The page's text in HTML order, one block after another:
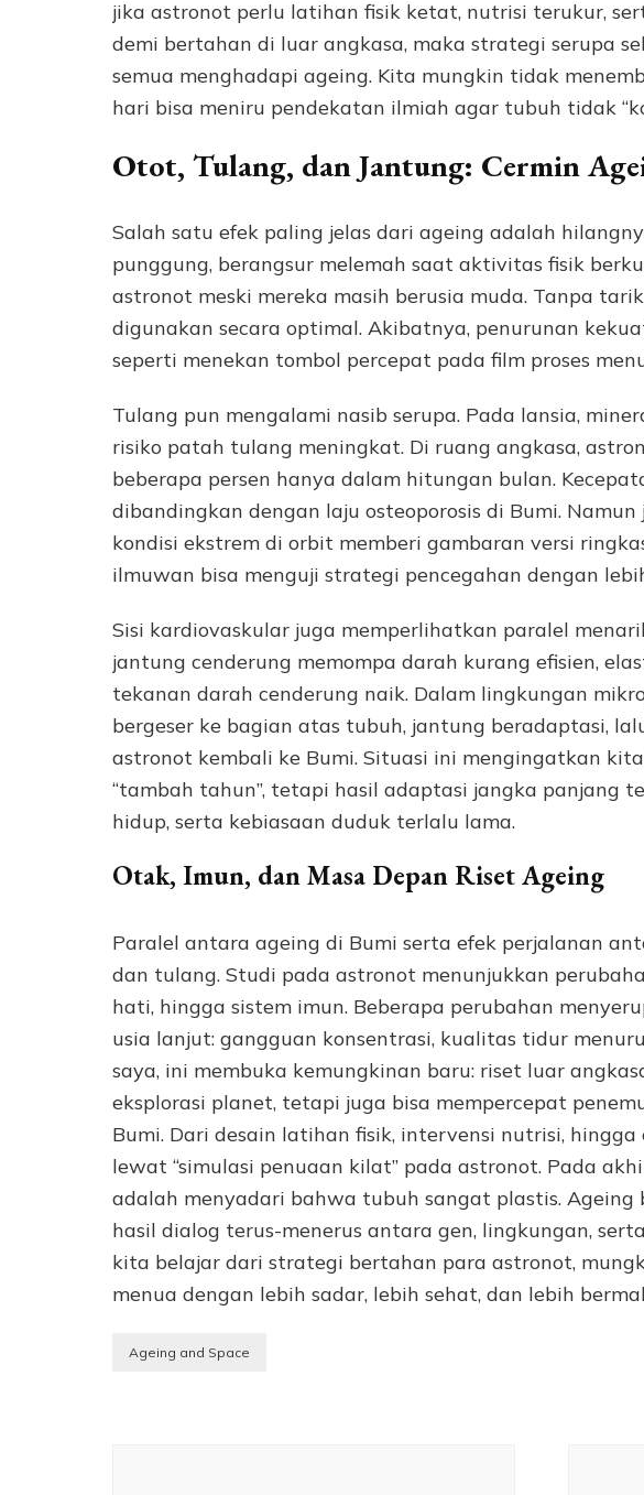
jika astronot perlu latihan fisik ketat, nutrisi terukur,
demi bertahan di luar angkasa, maka strategi serupa
semua menghadapi ageing. Kita mungkin tidak
hari bisa meniru pendekatan ilmiah agar tubuh tidak
Otot, Tulang, dan Jantung: Cermin
Salah satu efek paling jelas dari ageing adalah
punggung, berangsur melemah saat aktivitas fisik
astronot meski mereka masih berusia muda. Tanpa
digunakan secara optimal. Akibatnya, penurunan
seperti menekan tombol percepat pada film proses
Tulang pun mengalami nasib serupa. Pada lansia,
risiko patah tulang meningkat. Di ruang angkasa,
beberapa persen hanya dalam hitungan bulan.
dibandingkan dengan laju osteoporosis di Bumi.
kondisi ekstrem di orbit memberi gambaran versi
ilmuwan bisa menguji strategi pencegahan dengan
Sisi kardiovaskular juga memperlihatkan paralel
jantung cenderung memompa darah kurang efisien,
tekanan darah cenderung naik. Dalam lingkungan
bergeser ke bagian atas tubuh, jantung beradaptasi,
astronot kembali ke Bumi. Situasi ini mengingatkan
“tambah tahun”, tetapi hasil adaptasi jangka panjang
hidup, serta kebiasaan duduk terlalu lama.
Otak, Imun, dan Masa Depan Riset Ageing
Paralel antara ageing di Bumi serta efek perjalanan
dan tulang. Studi pada astronot menunjukkan
hati, hingga sistem imun. Beberapa perubahan
usia lanjut: gangguan konsentrasi, kualitas tidur
saya, ini membuka kemungkinan baru: riset luar
eksplorasi planet, tetapi juga bisa mempercepat
Bumi. Dari desain latihan fisik, intervensi nutrisi,
lewat “simulasi penuaan kilat” pada astronot. Pada
adalah menyadari bahwa tubuh sangat plastis.
hasil dialog terus-menerus antara gen, lingkungan,
kita belajar dari strategi bertahan para astronot,
menua dengan lebih sadar, lebih sehat, dan lebih
Ageing and Space